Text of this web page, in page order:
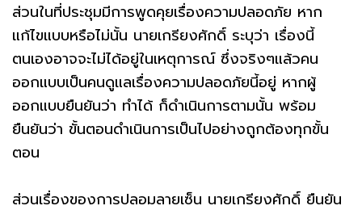
ส่วนในที่ประชุมมีการพูดคุยเรื่องความปลอดภัย หาก
แก้ไขแบบหรือไม่นั้น นายเกรียงศักดิ์ ระบุว่า เรื่องนี้
ตนเองอาจจะไม่ได้อยู่ในเหตุการณ์ ซึ่งจริงๆแล้วคน
ออกแบบเป็นคนดูแลเรื่องความปลอดภัยนี้อยู่ หากผู้
ออกแบบยืนยันว่า ทำได้ ก็ดำเนินการตามนั้น พร้อม
ยืนยันว่า ขั้นตอนดำเนินการเป็นไปอย่างถูกต้องทุกขั้น
ตอน
ส่วนเรื่องของการปลอมลายเซ็น นายเกรียงศักดิ์ ยืนยัน